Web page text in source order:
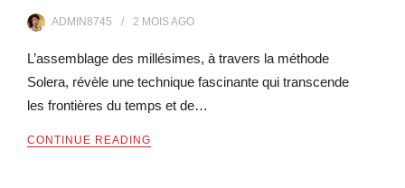
ADMIN8745 2 MOISAGO
L’assemblage des millésimes, à travers la méthode
Solera, révèle une technique fascinante qui transcende
les frontières du temps et de…
CONTINUE READING